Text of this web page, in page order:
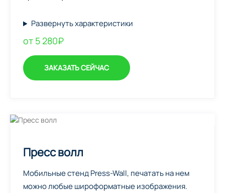
Развернуть характеристики
от 5 280₽
ЗАКАЗАТЬ СЕЙЧАС
Пресс волл
Мобильные стенд Press-Wall, печатать на нем
можно любые широформатные изображения.